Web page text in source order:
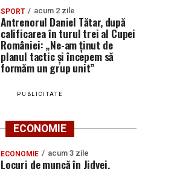
SPORT acum 2 zile
Antrenorul Daniel Tătar, după
calificarea în turul trei al Cupei
României: „Ne-am ținut de
planul tactic și începem să
formăm un grup unit”
PUBLICITATE
ECONOMIE
ECONOMIE acum 3 zile
Locuri de muncă în Jidvei,